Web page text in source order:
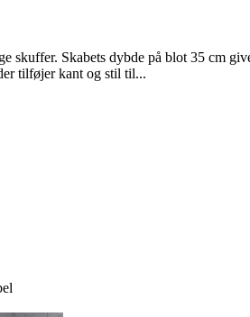
skuffer. Skabets dybde på blot 35 cm
tilføjer kant og stil til...